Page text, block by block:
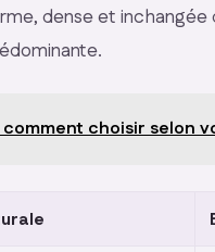
dense et
choisir selon